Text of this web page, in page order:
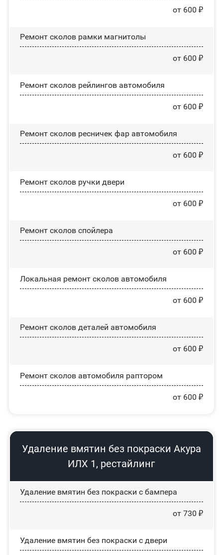
от 600 ₽
Ремонт сколов рамки магнитолы
от 600 ₽
Ремонт сколов рейлингов автомобиля
от 600 ₽
Ремонт сколов ресничек фар автомобиля
от 600 ₽
Ремонт сколов ручки двери
от 600 ₽
Ремонт сколов спойлера
от 600 ₽
Локальная ремонт сколов автомобиля
от 600 ₽
Ремонт сколов деталей автомобиля
от 600 ₽
Ремонт сколов автомобиля раптором
от 600 ₽
Удаление вмятин без покраски Акура
ИЛХ 1, рестайлинг
Удаление вмятин без покраски с бампера
от 730 ₽
Удаление вмятин без покраски с двери